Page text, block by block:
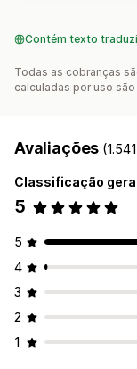
Contém texto
Todas as cobranças
calculadas por uso
Avaliações
Classificação geral
5
5
4
3
2
1